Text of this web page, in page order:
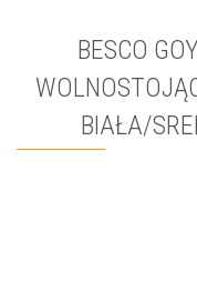
BESCO
BIAŁA/